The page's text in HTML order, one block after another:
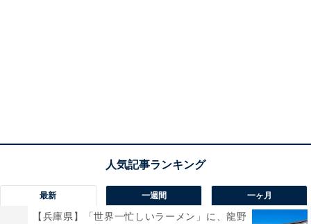
最新 一週間 一ヶ月
【兵庫県】「世界一忙しいラーメン」に、龍野